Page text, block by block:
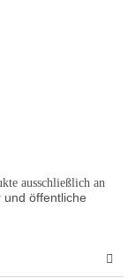
ausschließlich an
öffentliche